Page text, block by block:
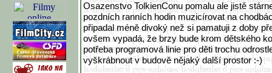
Osazenstvo TolkienConu pomalu ale jistě
pozdních ranních hodin muzicírovat na
připadal méně divoký než si pamatuji z doby
ovšem vypadá, že brzy bude krom dětského
potřeba programová linie pro děti trochu
vyškrábnout v budově nějaký další prostor :-)